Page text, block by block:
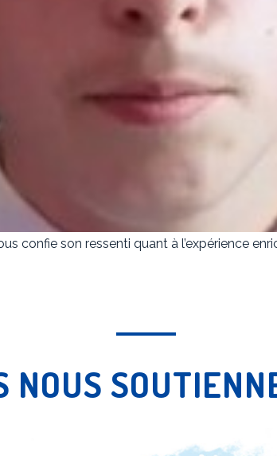
confie son ressenti quant à l’expérience
NOUS